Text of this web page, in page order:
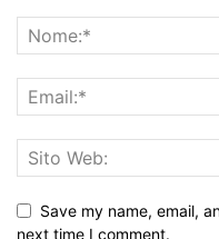
Save my name, email,
next time I comment.